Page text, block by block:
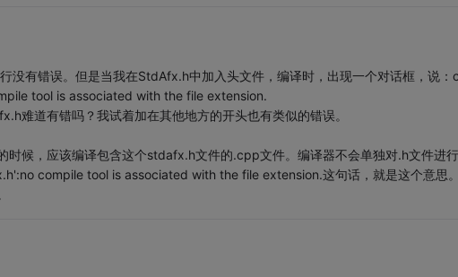
没有错误。但是当我在StdAfx.h中加入头文件，编译时，出现一个对话框，说：
tool is associated with the file extension.
难道有错吗？我试着加在其他地方的开头也有类似的错误。
时候，应该编译包含这个stdafx.h文件的.cpp文件。编译器不会单独对.h文件进
compile tool is associated with the file extension.这句话，就是这个意思